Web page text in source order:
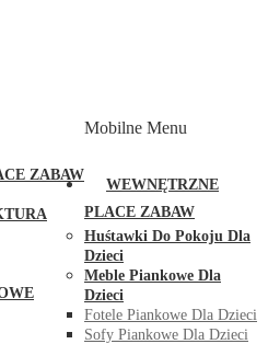
ZABAW
Mobilne Menu
WEWNĘTRZNE
PLACE ZABAW
Huśtawki Do Pokoju Dla
Dzieci
Meble Piankowe Dla
Dzieci
Fotele Piankowe Dla Dzieci
Sofy Piankowe Dla Dzieci